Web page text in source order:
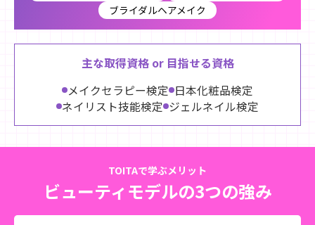
ブライダルヘアメイク
主な取得資格 or 目指せる資格
メイクセラピー検定 日本化粧品検定
ネイリスト技能検定 ジェルネイル検定
TOITAで学ぶメリット
ビューティモデルの3つの強み